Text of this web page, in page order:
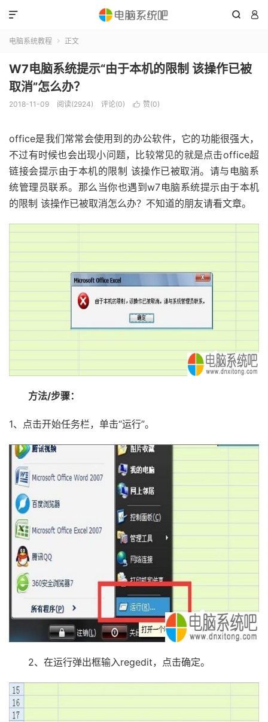
 

电脑系统教程  正文
W7电脑系统提示“由于本机的限制 该操作已被
取消”怎么办？
2018-11-09 阅读(2924) 评论(0)  赞(0)
office是我们常常会使用到的办公软件，它的功能很强大，
不过有时候也会出现小问题，比较常见的就是点击office超
链接会提示由于本机的限制 该操作已被取消。请与电脑系
统管理员联系。那么当你也遇到w7电脑系统提示由于本机
的限制 该操作已被取消怎么办？不知道的朋友请看文章。
方法/步骤：
1、点击开始任务栏，单击“运行”。
2、在运行弹出框输入regedit，点击确定。